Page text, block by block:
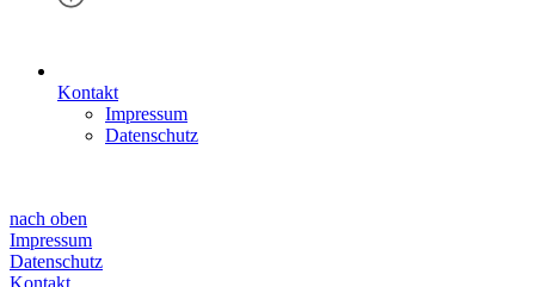
Kontakt
Impressum
Datenschutz
nach oben
Impressum
Datenschutz
Kontakt